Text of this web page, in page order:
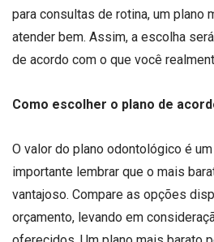
para consultas de rotina, um plano
atender bem. Assim, a escolha
de acordo com o que você
Como escolher o plano de
O valor do plano odontológico é
importante lembrar que o mais
vantajoso. Compare as opções
orçamento, levando em